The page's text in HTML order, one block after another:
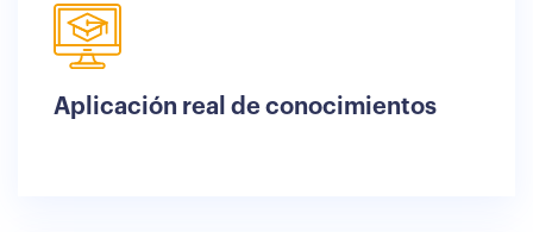
Aplicación real de conocimientos